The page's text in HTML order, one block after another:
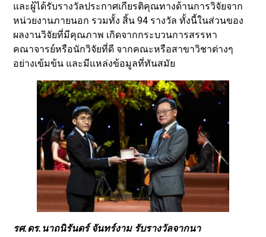
และผู้ได้รับรางวัลประกาศเกียรติคุณทางด้านการวิจัยจาก
หน่วยงานภายนอก รวมทั้ง สิ้น 94 รางวัล ทั้งนี้ในส่วนของ
ผลงานวิจัยที่มีคุณภาพ เกิดจากกระบวนการสรรหา
คณาจารย์หรือนักวิจัยที่ดี จากคณะหรือสาขาวิชาต่างๆ
อย่างเข้มข้น และมีแหล่งข้อมูลที่ทันสมัย
รศ.ดร.นาถนิรันดร์ จันทร์งาม รับรางวัลจากนา